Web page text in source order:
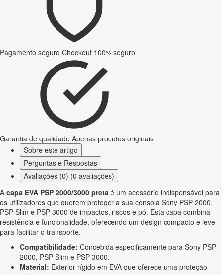
Pagamento seguro Checkout 100% seguro
Garantia de qualidade Apenas produtos originais
Sobre este artigo
Perguntas e Respostas
Avaliações (0) (0 avaliações)
A capa EVA PSP 2000/3000 preta é um acessório indispensável para
os utilizadores que querem proteger a sua consola Sony PSP 2000,
PSP Slim e PSP 3000 de impactos, riscos e pó. Esta capa combina
resistência e funcionalidade, oferecendo um design compacto e leve
para facilitar o transporte.
Compatibilidade: Concebida especificamente para Sony PSP
2000, PSP Slim e PSP 3000.
Material: Exterior rígido em EVA que oferece uma proteção